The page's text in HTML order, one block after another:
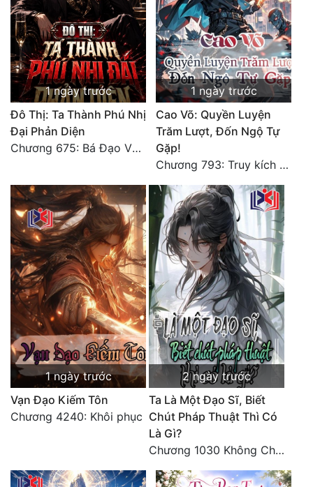
1 ngày trước
Đô Thị: Ta Thành Phú Nhị
Đại Phản Diện
Chương 675: Bá Đạo Vương Gia
1 ngày trước
Cao Võ: Quyền Luyện
Trăm Lượt, Đốn Ngộ Tự
Gặp!
Chương 793: Truy kích (2)
1 ngày trước
Vạn Đạo Kiếm Tôn
Chương 4240: Khôi phục
2 ngày trước
Ta Là Một Đạo Sĩ, Biết
Chút Pháp Thuật Thì Có
Là Gì?
Chương 1030 Không Chi Hoàng Nguyên Đại Hư